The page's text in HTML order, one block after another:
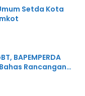
Setda Kota
BAPEMPERDA
Rancangan